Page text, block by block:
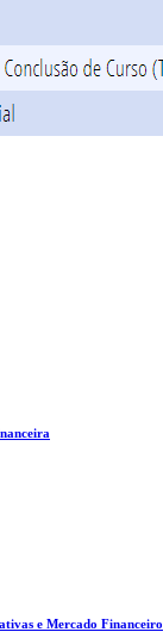
e Mercado Financeiro